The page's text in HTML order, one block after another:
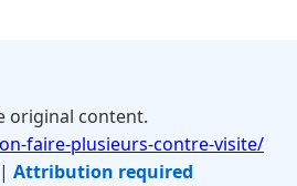
original content.
faire-plusieurs-contre-visite/
Attribution required